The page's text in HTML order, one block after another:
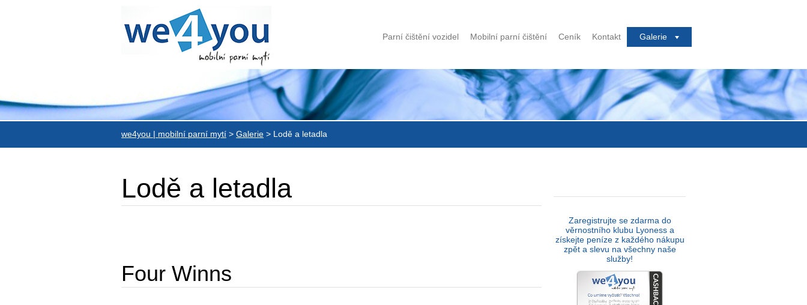
Parní čištění vozidel Mobilní parní čištění Ceník Kontakt Galerie
we4you | mobilní parní mytí > Galerie > Lodě a letadla
Lodě a letadla
Four Winns
Zaregistrujte se zdarma do
věrnostního klubu Lyoness a
získejte peníze z každého nákupu
zpět a slevu na všechny naše
služby!